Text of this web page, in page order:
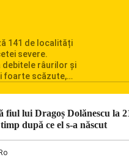
141 de localități
severe.
râurilor și
foarte scăzute,
România
mai dificile
hidrologic din
fiul lui Dragoș Dolănescu la
după ce el s-a născut